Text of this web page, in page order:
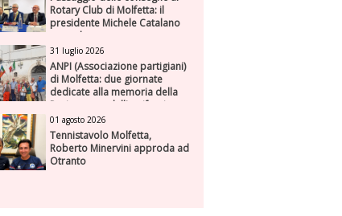
Rotary Club di Molfetta: il
presidente Michele Catalano
succede a se stesso
31 luglio 2026
ANPI (Associazione partigiani)
di Molfetta: due giornate
dedicate alla memoria della
Resistenza e dell'antifascismo
01 agosto 2026
Tennistavolo Molfetta,
Roberto Minervini approda ad
Otranto